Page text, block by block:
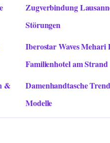
Zugverbindung
Störungen
Iberostar Waves Mehari
Familienhotel am Strand
&
Damenhandtasche
Modelle